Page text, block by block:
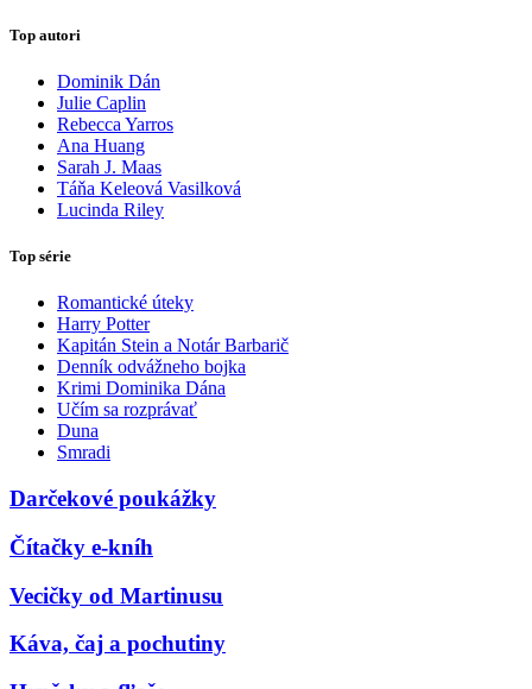
Top autori
Dominik Dán
Julie Caplin
Rebecca Yarros
Ana Huang
Sarah J. Maas
Táňa Keleová Vasilková
Lucinda Riley
Top série
Romantické úteky
Harry Potter
Kapitán Stein a Notár Barbarič
Denník odvážneho bojka
Krimi Dominika Dána
Učím sa rozprávať
Duna
Smradi
Darčekové poukážky
Čítačky e-kníh
Vecičky od Martinusu
Káva, čaj a pochutiny